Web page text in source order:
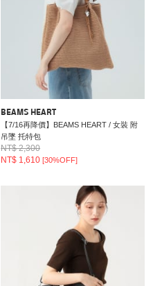
BEAMS HEART
【7/16再降價】BEAMS HEART / 女裝 附
吊墜 托特包
NT$ 2,300
NT$ 1,610[30%OFF]